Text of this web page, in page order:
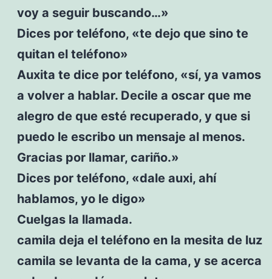
voy a seguir buscando…»
Dices por teléfono, «te dejo que sino te
quitan el teléfono»
Auxita te dice por teléfono, «sí, ya vamos
a volver a hablar. Decile a oscar que me
alegro de que esté recuperado, y que si
puedo le escribo un mensaje al menos.
Gracias por llamar, cariño.»
Dices por teléfono, «dale auxi, ahí
hablamos, yo le digo»
Cuelgas la llamada.
camila deja el teléfono en la mesita de luz
camila se levanta de la cama, y se acerca